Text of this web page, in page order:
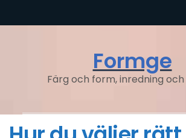
Formge
Färg och form, inredning och